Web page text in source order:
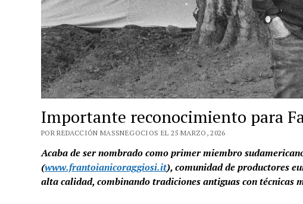
Importante reconocimiento para
POR REDACCIÓN MASSNEGOCIOS EL 25 MARZO, 2026
Acaba de ser nombrado como primer miembro
(www.frantoianicoraggiosi.it), comunidad de productores
alta calidad, combinando tradiciones antiguas con técnicas